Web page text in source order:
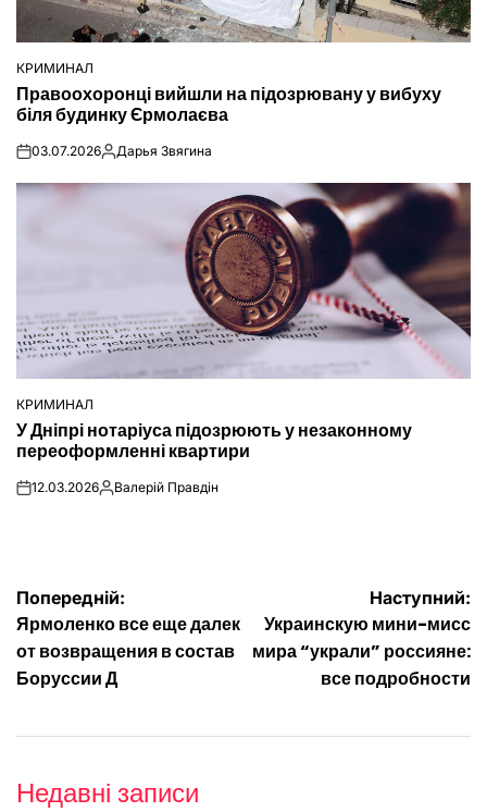
ОПУБЛІКУВАТИ
КРИМИНАЛ
Правоохоронці вийшли на підозрювану у вибуху
біля будинку Єрмолаєва
on03.07.2026Опубліковано
Дарья Звягина
ОПУБЛІКУВАТИ
У
КРИМИНАЛ
У Дніпрі нотаріуса підозрюють у незаконному
переоформленні квартири
on12.03.2026Опубліковано
Валерій Правдін
Навігація
записів
Попередній:
Ярмоленко все еще далек
от возвращения в состав
Боруссии Д
Наступний:
Украинскую мини-мисс
мира “украли” россияне:
все подробности
Недавні записи